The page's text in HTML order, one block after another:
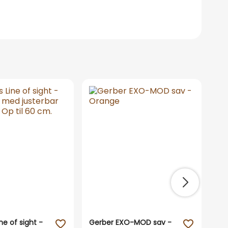
of sight -
favorite_outline
Gerber EXO-MOD sav -
favorite_outline